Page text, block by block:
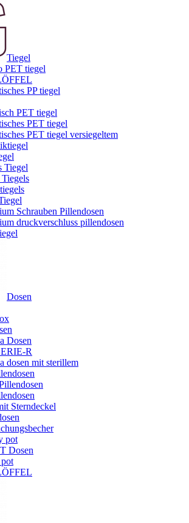
Tiegel
PET tiegel
PP tiegel
PET tiegel
PET tiegel
PET tiegel versiegeltem
Tiegel
Schrauben Pillendosen
druckverschluss pillendosen
Dosen
Dosen
R
dosen mit sterillem
Sterndeckel
pot
Dosen